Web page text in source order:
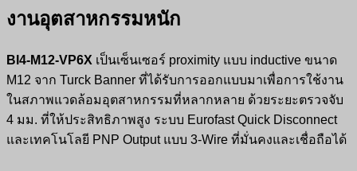
งานอุตสาหกรรมหนัก
BI4-M12-VP6X เป็นเซ็นเซอร์ proximity แบบ inductive ขนาด
M12 จาก Turck Banner ที่ได้รับการออกแบบมาเพื่อการใช้งาน
ในสภาพแวดล้อมอุตสาหกรรมที่หลากหลาย ด้วยระยะตรวจจับ
4 มม. ที่ให้ประสิทธิภาพสูง ระบบ Eurofast Quick Disconnect
และเทคโนโลยี PNP Output แบบ 3-Wire ที่มั่นคงและเชื่อถือได้